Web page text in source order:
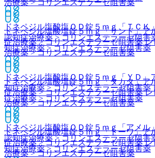
ドネペジル塩酸塩ＯＤ錠５ｍｇ「ＴＣＫ」
認知症治療薬 > コリンエステラーゼ阻害
知症治療薬 > コリンエステラーゼ阻害薬
ドネペジル塩酸塩ＯＤ錠５ｍｇ「ＹＤ」
知症治療薬 > コリンエステラーゼ阻害薬
症治療薬 > コリンエステラーゼ阻害薬
ドネペジル塩酸塩ＯＤ錠５ｍｇ「アメル」
認知症治療薬 > コリンエステラーゼ阻害
知症治療薬 > コリンエステラーゼ阻害薬
治療薬 > コリンエステラーゼ阻害薬
ドネペジル塩酸塩錠５ｍｇ「サンド」ア
症治療薬 > コリンエステラーゼ阻害薬
治療薬 > コリンエステラーゼ阻害薬
ドネペジル塩酸塩錠５ｍｇ「タカタ」ア
症治療薬 > コリンエステラーゼ阻害薬
治療薬 > コリンエステラーゼ阻害薬
ドネペジル塩酸塩錠５ｍｇ「トーワ」ア
症治療薬 > コリンエステラーゼ阻害薬
治療薬 > コリンエステラーゼ阻害薬